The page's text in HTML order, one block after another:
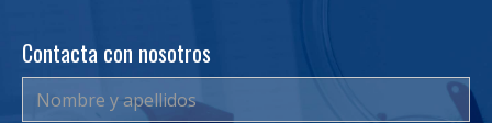
Contacta con nosotros